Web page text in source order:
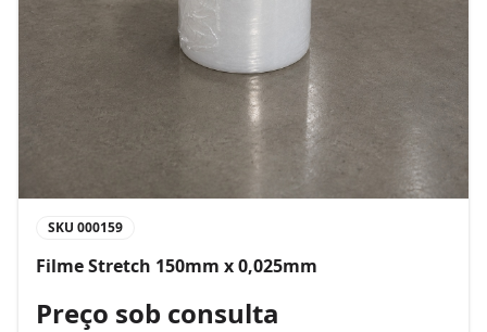
SKU 000159
Filme Stretch 150mm x 0,025mm
Preço sob consulta